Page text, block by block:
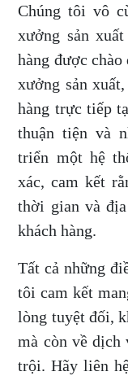
Chúng tôi vô
xưởng sản
hàng được
xưởng sản
hàng trực tiếp
thuận tiện và
triển một hệ
xác, cam kết
thời gian và
khách hàng.
Tất cả những
tôi cam kết
lòng tuyệt đối,
mà còn về dịch
trội. Hãy liên